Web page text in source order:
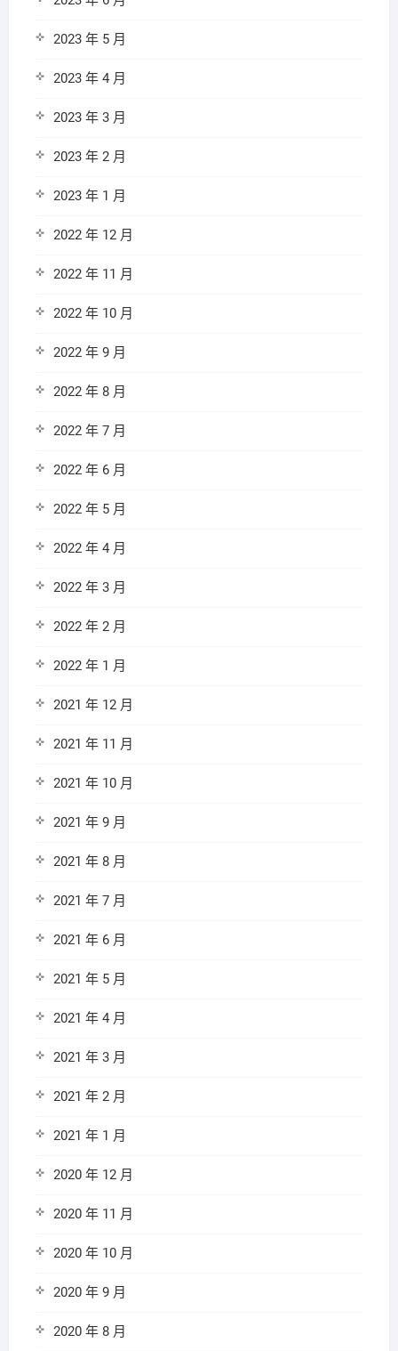
2023 年 5 月
2023 年 4 月
2023 年 3 月
2023 年 2 月
2023 年 1 月
2022 年 12 月
2022 年 11 月
2022 年 10 月
2022 年 9 月
2022 年 8 月
2022 年 7 月
2022 年 6 月
2022 年 5 月
2022 年 4 月
2022 年 3 月
2022 年 2 月
2022 年 1 月
2021 年 12 月
2021 年 11 月
2021 年 10 月
2021 年 9 月
2021 年 8 月
2021 年 7 月
2021 年 6 月
2021 年 5 月
2021 年 4 月
2021 年 3 月
2021 年 2 月
2021 年 1 月
2020 年 12 月
2020 年 11 月
2020 年 10 月
2020 年 9 月
2020 年 8 月